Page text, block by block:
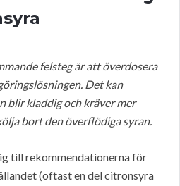
felsteg är att överdosera
Det kan
blir kladdig och kräver mer
bort den överflödiga syran.
till rekommendationerna för
(oftast en del citronsyra